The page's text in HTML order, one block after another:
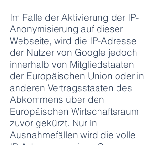
Im Falle der Aktivierung der IP-
Anonymisierung auf dieser
Webseite, wird die IP-Adresse
der Nutzer von Google jedoch
innerhalb von Mitgliedstaaten
der Europäischen Union oder in
anderen Vertragsstaaten des
Abkommens über den
Europäischen Wirtschaftsraum
zuvor gekürzt. Nur in
Ausnahmefällen wird die volle